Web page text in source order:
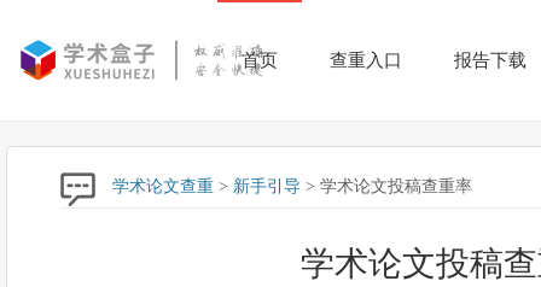
首页 查重入口 报告下载
学术论文查重 > 新手引导 > 学术论文投稿查重率
学术论文投稿